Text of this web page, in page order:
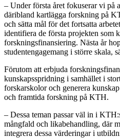
– Under första året fokuserar vi på
däribland kartlägga forskning på
och sätta mål för det fortsatta
identifiera de första projekten som
forskningsfinansiering. Nästa år
studentengagemang i större skala,
Förutom att erbjuda
kunskapsspridning i samhället i
forskarskolor och generera
och framtida forskning på KTH.
– Dessa teman passar väl in i
mångfald och likabehandling, där
integrera dessa värderingar i